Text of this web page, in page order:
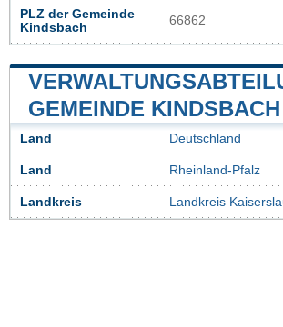
PLZ der Gemeinde
Kindsbach
66862
GEMEINDE KINDSBACH
Land Deutschland
Land Rheinland-Pfalz
Landkreis Landkreis